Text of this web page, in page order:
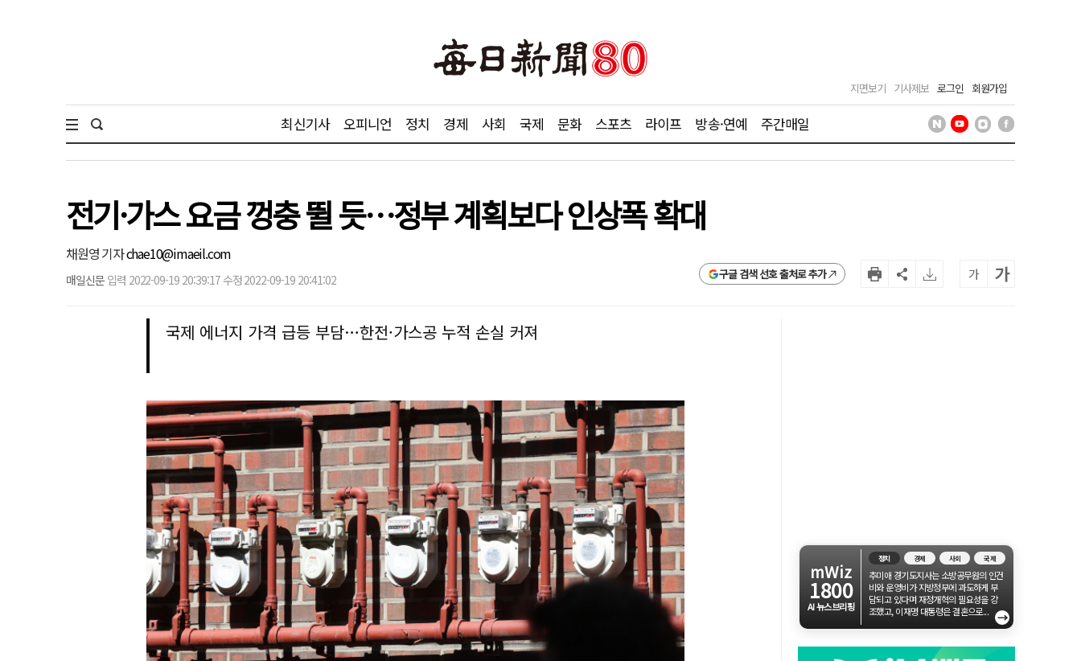
지면보기 기사제보 로그인 회원가입
최신기사 오피니언 정치 경제 사회 국제 문화 스포츠 라이프 방송·연예 주간매일
전기·가스 요금 껑충 뛸 듯…정부 계획보다 인상폭 확대
채원영 기자chae10@imaeil.com
매일신문 입력 2022-09-19 20:39:17 수정 2022-09-19 20:41:02 구글 검색 선호 출처로 추가 가 가
국제 에너지 가격 급등 부담…한전·가스공 누적 손실 커져
mWiz
1800
AI 뉴스브리핑
정치 경제 사회 국제
추미애 경기도지사는 소방공무원의 인건
비와 운영비가 지방정부에 과도하게 부
담되고 있다며 재정개혁의 필요성을 강
조했고, 이재명 대통령은 결혼으로...
→